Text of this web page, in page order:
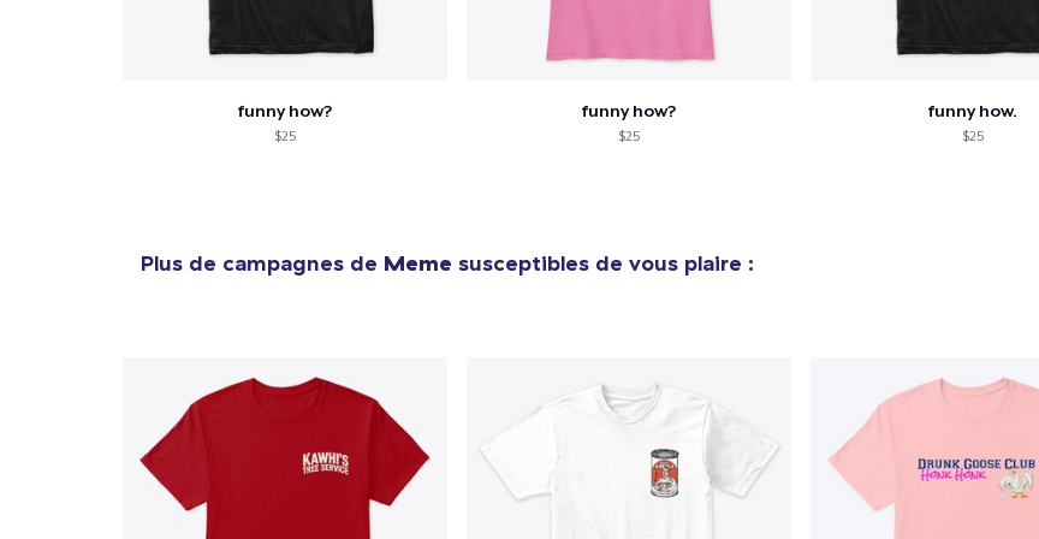
funny how?
$25
funny how?
$25
funny how.
$25
Plus de campagnes de Meme susceptibles de vous plaire :
24,99 $US